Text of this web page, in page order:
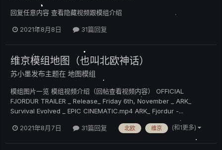
回复任意内容 查看隐藏视频跟模组介绍
2021年8月8日 31篇回复
维京模组地图（也叫北欧神话）
苏小墨发布主题在 地图模组
模组图片一览 模组视频介绍（回帖查看视频内容） OFFICIAL
FJORDUR TRAILER _ Release_ Friday 6th, November _ ARK_
Survival Evolved _ EPIC CINEMATIC.mp4 ARK_ Fjordur -...
2021年8月7日 31篇回复 北欧 维京 (和1更多)